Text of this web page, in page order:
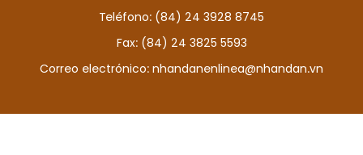
Teléfono: (84) 24 3928 8745
Fax: (84) 24 3825 5593
Correo electrónico: nhandanenlinea@nhandan.vn